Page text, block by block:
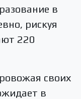
в
рискуя
220
своих
в